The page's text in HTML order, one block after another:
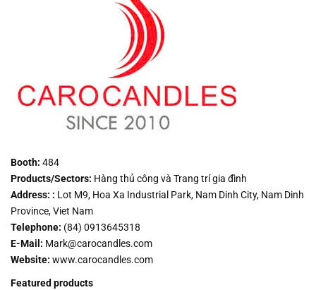
Booth: 484
Products/Sectors: Hàng thủ công và Trang trí gia đình
Address: : Lot M9, Hoa Xa Industrial Park, Nam Dinh City, Nam Dinh
Province, Viet Nam
Telephone: (84) 0913645318
E-Mail: Mark@carocandles.com
Website: www.carocandles.com
Featured products